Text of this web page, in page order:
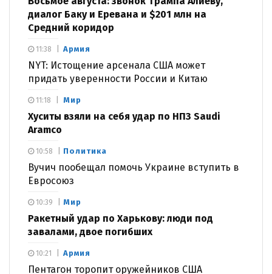
диалог Баку и Еревана и $201 млн на
Средний коридор
Армия
NYT: Истощение арсенала США может
придать уверенности России и Китаю
11:38
Мир
Хуситы взяли на себя удар по НПЗ Saudi
Aramco
11:18
Политика
Вучич пообещал помочь Украине вступить в
Евросоюз
10:58
Мир
Ракетный удар по Харькову: люди под
завалами, двое погибших
10:39
Армия
Пентагон торопит оружейников США
10:21